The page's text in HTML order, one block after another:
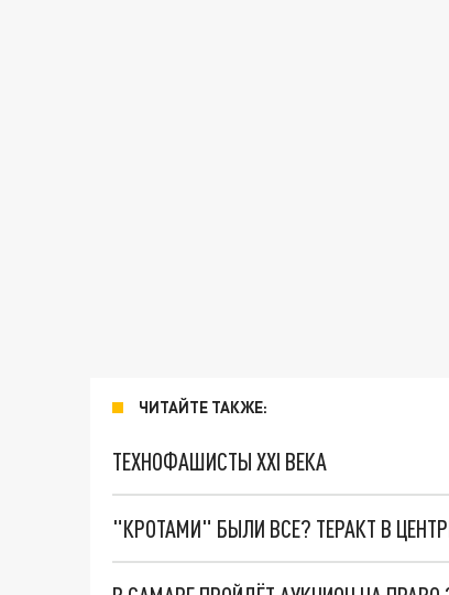
ЧИТАЙТЕ ТАКЖЕ:
ТЕХНОФАШИСТЫ XXI ВЕКА
"КРОТАМИ" БЫЛИ ВСЕ? ТЕРАКТ В